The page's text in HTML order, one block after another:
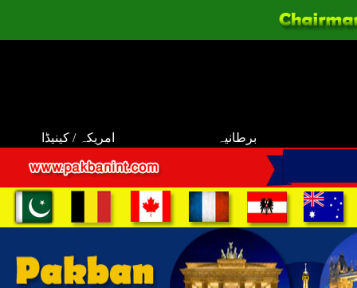
امریکہ / کینیڈا برطانیہ